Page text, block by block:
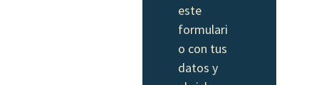
este
formulari
o con tus
datos y